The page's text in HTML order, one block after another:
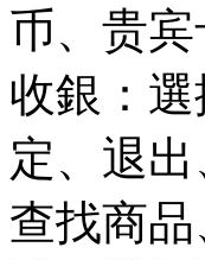
币、贵
收銀：
定、退
查找商